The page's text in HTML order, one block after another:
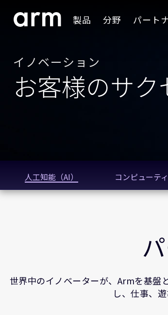
Skip to Footer 製品 分野 パート
イノベーション
お客様のサ
人工知能（AI） コンピューテ
世界中のイノベーターが、Armを基盤
し、仕事、